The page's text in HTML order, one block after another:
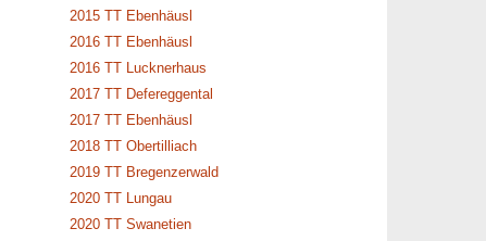
2015 TT Ebenhäusl
2016 TT Ebenhäusl
2016 TT Lucknerhaus
2017 TT Defereggental
2017 TT Ebenhäusl
2018 TT Obertilliach
2019 TT Bregenzerwald
2020 TT Lungau
2020 TT Swanetien